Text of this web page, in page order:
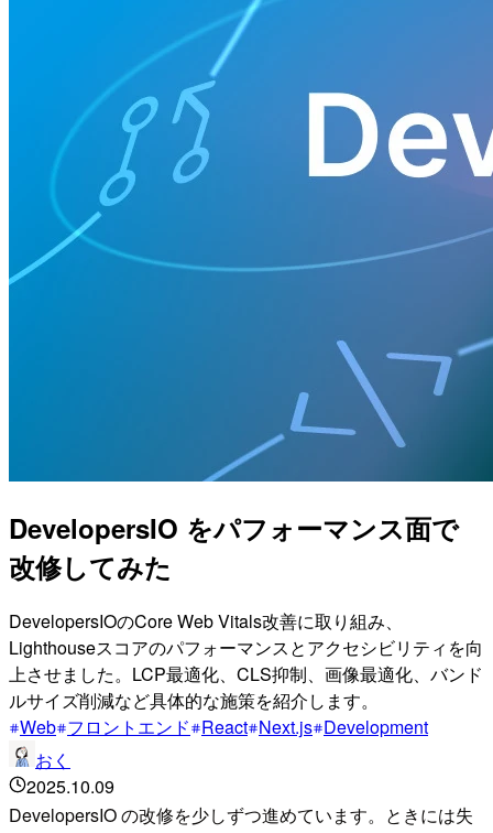
DevelopersIO をパフォーマンス面で
改修してみた
DevelopersIOのCore Web Vitals改善に取り組み、
Lighthouseスコアのパフォーマンスとアクセシビリティを向
上させました。LCP最適化、CLS抑制、画像最適化、バンド
ルサイズ削減など具体的な施策を紹介します。
Web フロントエンド React Next.js Development
おく
2025.10.09
DevelopersIO の改修を少しずつ進めています。ときには失